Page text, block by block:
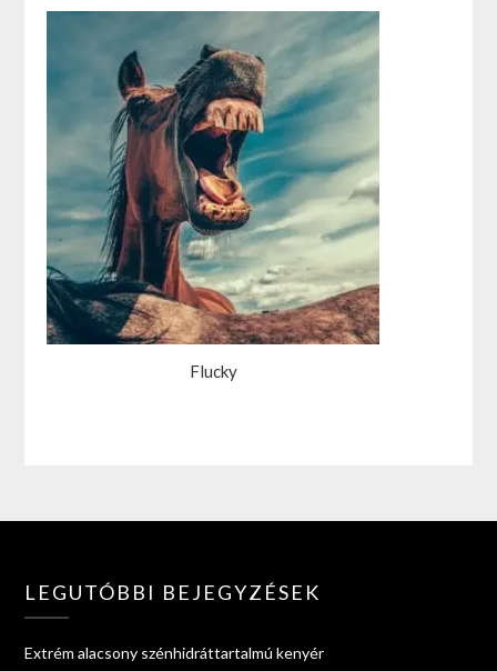
Flucky
LEGUTÓBBI BEJEGYZÉSEK
Extrém alacsony szénhidráttartalmú kenyér